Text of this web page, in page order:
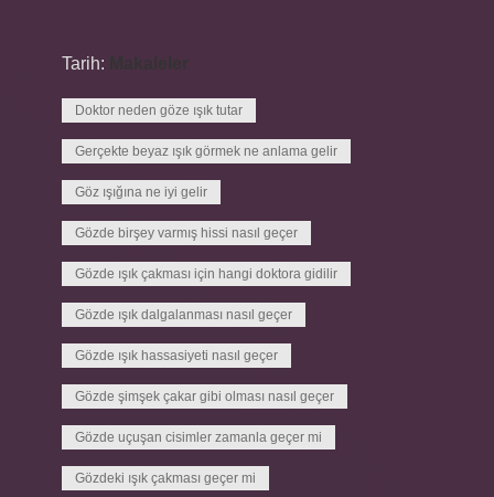
Tarih: Makaleler
Doktor neden göze ışık tutar
Gerçekte beyaz ışık görmek ne anlama gelir
Göz ışığına ne iyi gelir
Gözde birşey varmış hissi nasıl geçer
Gözde ışık çakması için hangi doktora gidilir
Gözde ışık dalgalanması nasıl geçer
Gözde ışık hassasiyeti nasıl geçer
Gözde şimşek çakar gibi olması nasıl geçer
Gözde uçuşan cisimler zamanla geçer mi
Gözdeki ışık çakması geçer mi